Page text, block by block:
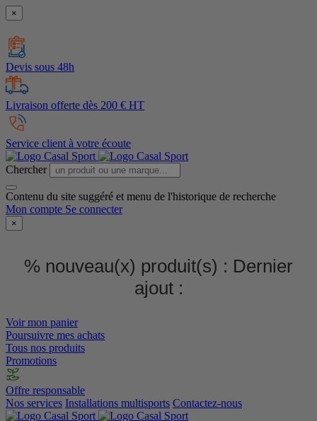
×
Devis sous 48h
Livraison offerte dès 200 € HT
Service client à votre écoute
Chercher
Contenu du site suggéré et menu de l'historique de recherche
Mon compte Se connecter
×
% nouveau(x) produit(s) : Dernier
ajout :
Voir mon panier
Poursuivre mes achats
Tous nos produits
Promotions
Offre responsable
Nos services Installations multisports Contactez-nous